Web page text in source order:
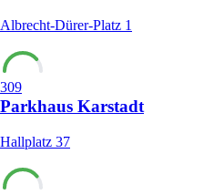
Albrecht-Dürer-Platz 1
309
Parkhaus Karstadt
Hallplatz 37